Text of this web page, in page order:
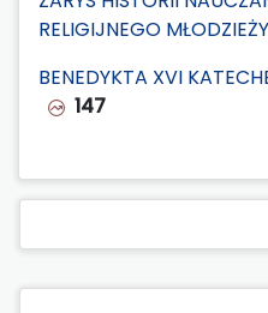
RELIGIJNEGO MŁODZIEŻY
BENEDYKTA XVI
147